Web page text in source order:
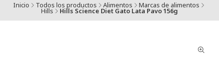
Inicio Todos los productos Alimentos Marcas de alimentos
Hills Hills Science Diet Gato Lata Pavo 156g